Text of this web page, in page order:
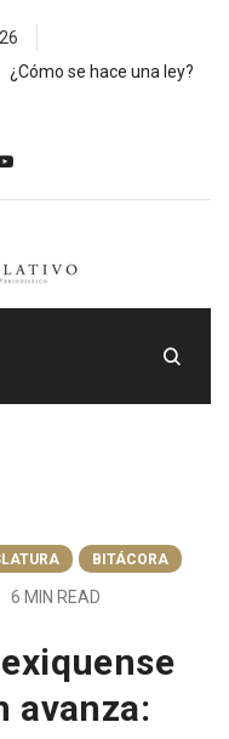
¿Cómo se hace una ley?
BITÁCORA
6 MIN READ
avanza: